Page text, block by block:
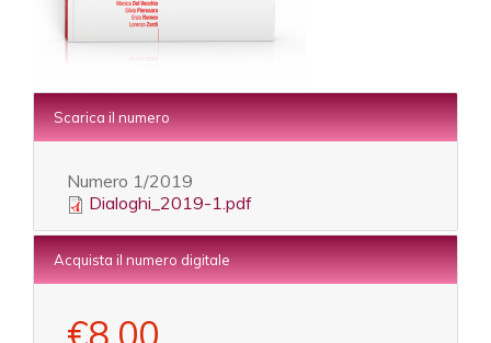
Scarica il numero
Numero 1/2019
Dialoghi_2019-1.pdf
Acquista il numero digitale